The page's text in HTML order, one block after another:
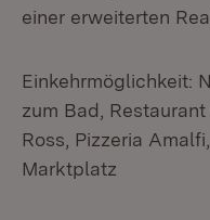
einer erweiterten
Einkehrmöglichkeit:
zum Bad,
Ross, Pizzeria
Marktplatz